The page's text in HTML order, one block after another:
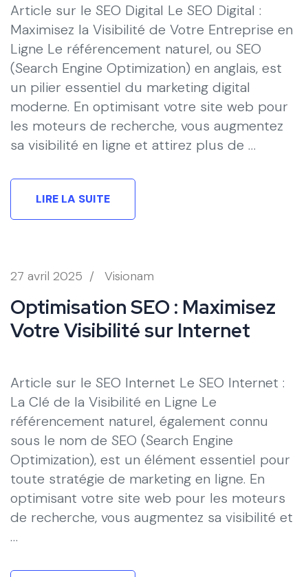
Article sur le SEO Digital Le SEO Digital :
Maximisez la Visibilité de Votre Entreprise en
Ligne Le référencement naturel, ou SEO
(Search Engine Optimization) en anglais, est
un pilier essentiel du marketing digital
moderne. En optimisant votre site web pour
les moteurs de recherche, vous augmentez
sa visibilité en ligne et attirez plus de …
LIRE LA SUITE
27 avril 2025 / Visionam
Optimisation SEO : Maximisez
Votre Visibilité sur Internet
Article sur le SEO Internet Le SEO Internet :
La Clé de la Visibilité en Ligne Le
référencement naturel, également connu
sous le nom de SEO (Search Engine
Optimization), est un élément essentiel pour
toute stratégie de marketing en ligne. En
optimisant votre site web pour les moteurs
de recherche, vous augmentez sa visibilité et
…